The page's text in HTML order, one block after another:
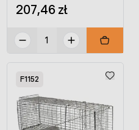
207,46 zł
F1152